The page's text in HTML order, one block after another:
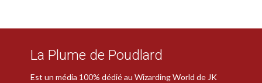
La Plume de Poudlard
Est un média 100% dédié au Wizarding World de JK